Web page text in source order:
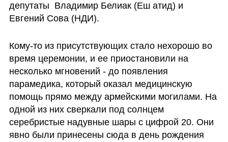
депутаты  Владимир Белиак (Еш атид) и
Евгений Сова (НДИ).
Кому-то из присутствующих стало нехорошо во
время церемонии, и ее приостановили на
несколько мгновений - до появления
парамедика, который оказал медицинскую
помощь прямо между армейскими могилами. На
одной из них сверкали под солнцем
серебристые надувные шары с цифрой 20. Они
явно были принесены сюда в день рождения